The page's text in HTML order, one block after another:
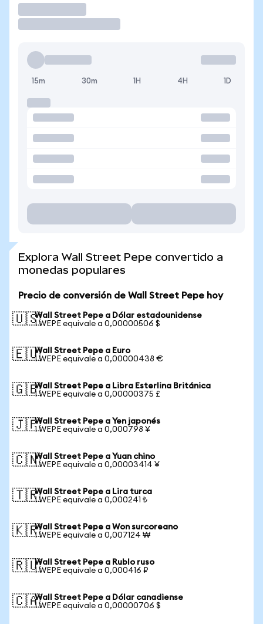
15m 30m 1H 4H 1D
Explora Wall Street Pepe convertido a
monedas populares
Precio de conversión de Wall Street Pepe hoy
🇺🇸Wall Street Pepe a Dólar estadounidense
1 WEPE equivale a 0,00000506 $
🇪🇺Wall Street Pepe a Euro
1 WEPE equivale a 0,00000438 €
🇬🇧Wall Street Pepe a Libra Esterlina Británica
1 WEPE equivale a 0,00000375 £
🇯🇵Wall Street Pepe a Yen japonés
1 WEPE equivale a 0,000798 ¥
🇨🇳Wall Street Pepe a Yuan chino
1 WEPE equivale a 0,00003414 ¥
🇹🇷Wall Street Pepe a Lira turca
1 WEPE equivale a 0,000241 ₺
🇰🇷Wall Street Pepe a Won surcoreano
1 WEPE equivale a 0,007124 ₩
🇷🇺Wall Street Pepe a Rublo ruso
1 WEPE equivale a 0,000416 ₽
🇨🇦Wall Street Pepe a Dólar canadiense
1 WEPE equivale a 0,00000706 $